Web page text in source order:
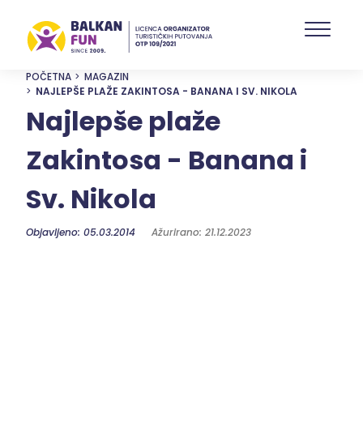
main
contentPOČETNA
MAGAZIN
NAJLEPŠE PLAŽE ZAKINTOSA - BANANA I SV. NIKOLA
Najlepše plaže
Zakintosa - Banana i
Sv. Nikola
Objavljeno: 05.03.2014 Ažurirano: 21.12.2023